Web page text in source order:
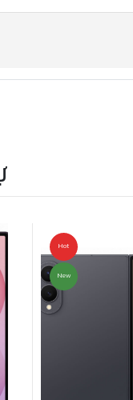
Hot
New